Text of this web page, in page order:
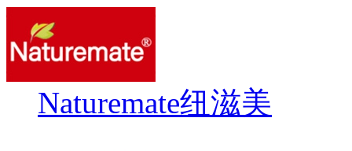
Naturemate纽滋美